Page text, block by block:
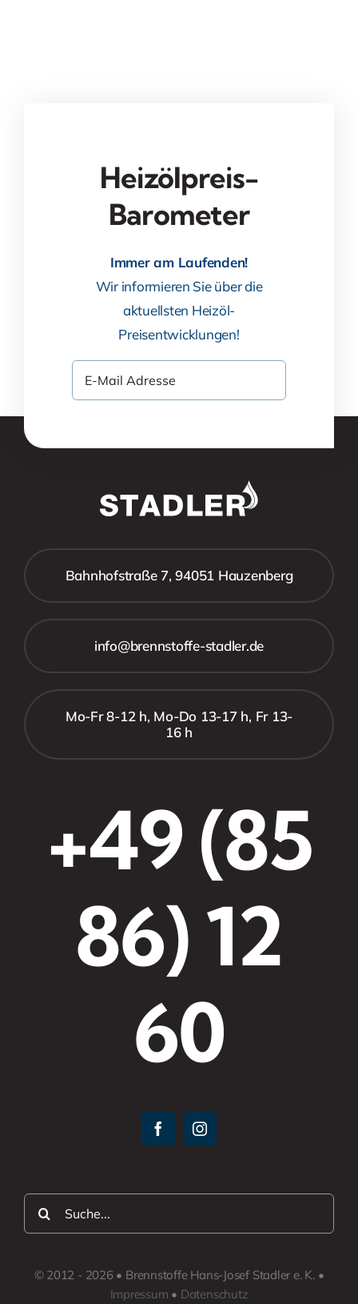
Heizölpreis-
Barometer
Immer am Laufenden!
Wir informieren Sie über die
aktuellsten Heizöl-
Preisentwicklungen!
Bahnhofstraße 7, 94051 Hauzenberg
info@brennstoffe-stadler.de
Mo-Fr 8-12 h, Mo-Do 13-17 h, Fr 13-
16 h
+49 (85
86) 12
60
Suche
nach:
© 2012 - 2026 • Brennstoffe Hans-Josef Stadler e. K. •
Impressum • Datenschutz